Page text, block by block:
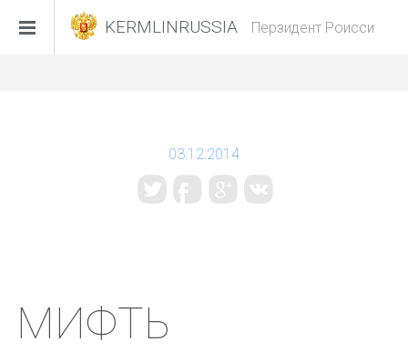
KERMLINRUSSIA Перзидент Роисси
03.12.2014
МИФТЬ